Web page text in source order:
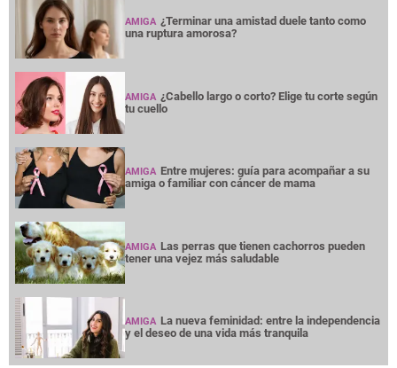
AMIGA ¿Terminar una amistad duele tanto como
una ruptura amorosa?
AMIGA ¿Cabello largo o corto? Elige tu corte según
tu cuello
AMIGA Entre mujeres: guía para acompañar a su
amiga o familiar con cáncer de mama
AMIGA Las perras que tienen cachorros pueden
tener una vejez más saludable
AMIGA La nueva feminidad: entre la independencia
y el deseo de una vida más tranquila